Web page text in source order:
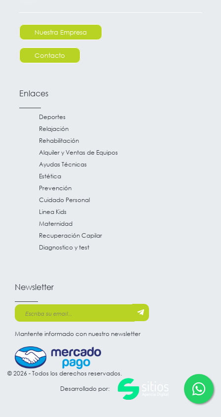
Nuestra Empresa
Contacto
Enlaces
Deportes
Relajación
Rehabilitación
Alquiler y Ventas de Equipos
Ayudas Técnicas
Estética
Prevención
Cuidado Personal
Linea Kids
Maternidad
Recuperación Capilar
Diagnostico y test
Newsletter
Mantente informado con nuestro newsletter
© 2026 - Todos los derechos reservados.
Desarrollado por: